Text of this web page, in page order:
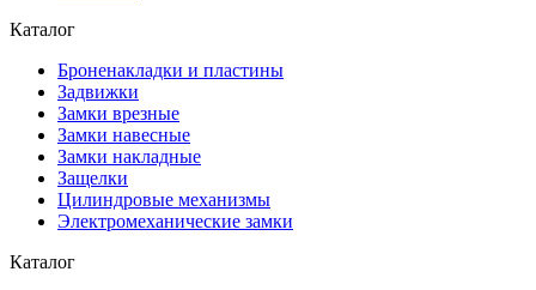
Каталог
Броненакладки и пластины
Задвижки
Замки врезные
Замки навесные
Замки накладные
Защелки
Цилиндровые механизмы
Электромеханические замки
Каталог